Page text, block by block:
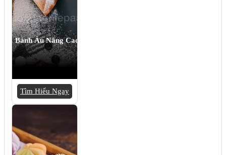
Bánh Âu Nâng Cao
Tìm Hiểu Ngay